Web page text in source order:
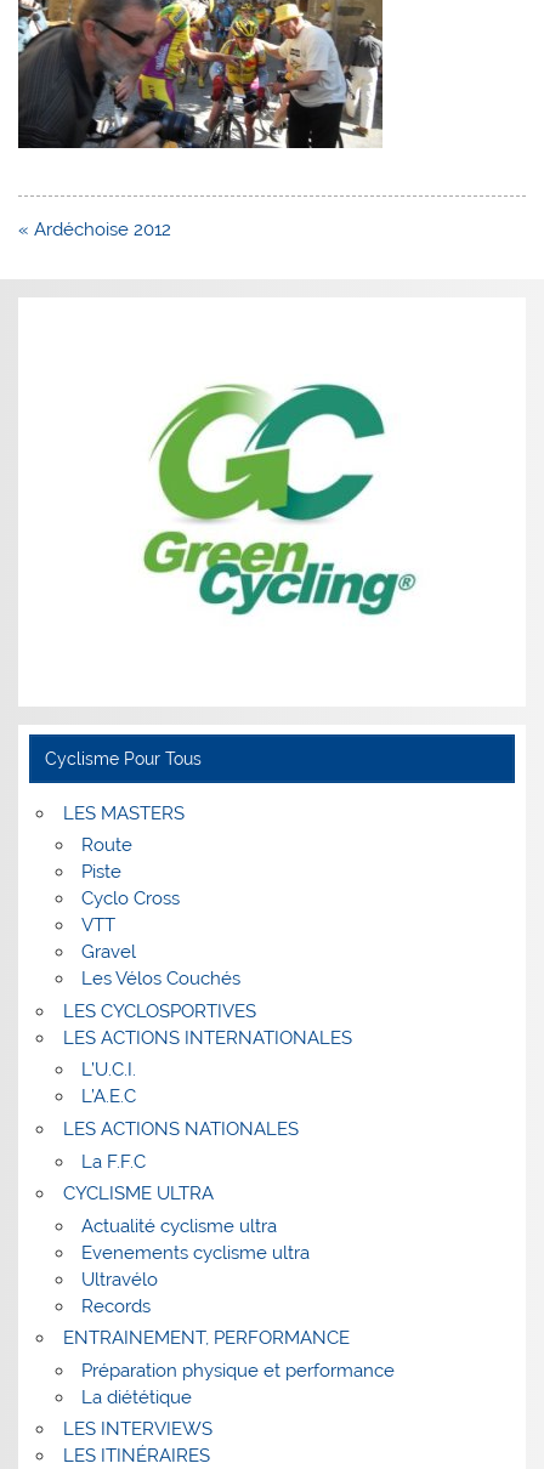
Navigation
l’article
« Ardéchoise 2012
Cyclisme Pour Tous
LES MASTERS
Route
Piste
Cyclo Cross
VTT
Gravel
Les Vélos Couchés
LES CYCLOSPORTIVES
LES ACTIONS INTERNATIONALES
L’U.C.I.
L’A.E.C
LES ACTIONS NATIONALES
La F.F.C
CYCLISME ULTRA
Actualité cyclisme ultra
Evenements cyclisme ultra
Ultravélo
Records
ENTRAINEMENT, PERFORMANCE
Préparation physique et performance
La diététique
LES INTERVIEWS
LES ITINÉRAIRES